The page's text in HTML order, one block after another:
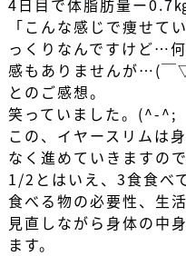
「こんな感じで痩せて
っくりなんですけど…
感もありませんが…(￣
とのご感想。
笑っていました。(^-^;
この、 イヤースリムは
なく進めていきますの
1/2とはいえ、3食食べ
食べる物の必要性、生
見直しながら身体の中
ます。